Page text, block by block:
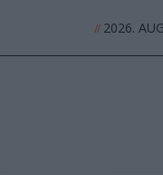
//2026.
HÍREK //